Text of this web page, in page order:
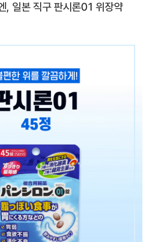
, 일본 직구 판시론01 위장약